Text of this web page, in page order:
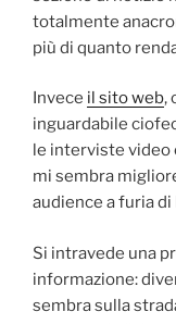
totalmente
più di quanto
Invece il sito web,
inguardabile
le interviste video
mi sembra
audience a furia
Si intravede una
informazione:
sembra sulla